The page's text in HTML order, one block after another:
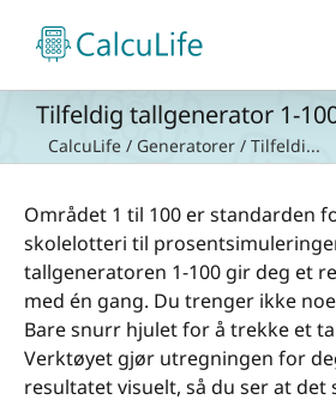
content
Tilfeldig tallgenerator 1-
CalcuLife / Generatorer / Tilfeldi...
Området 1 til 100 er standarden
skolelotteri til
tallgeneratoren 1-100 gir deg et
med én gang. Du trenger ikke
Bare snurr hjulet for å trekke et
Verktøyet gjør utregningen for
resultatet visuelt, så du ser at det